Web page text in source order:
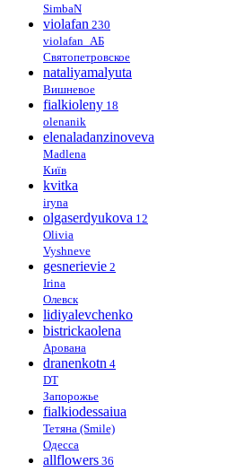
SimbaN
violafan 230
violafan_АБ
Святопетровское
nataliyamalyuta
Вишневое
fialkioleny 18
olenanik
elenaladanzinoveva
Madlena
Київ
kvitka
iryna
olgaserdyukova 12
Olivia
Vyshneve
gesnerievie 2
Irina
Олевск
lidiyalevchenko
bistrickaolena
Арована
dranenkotn 4
DT
Запорожье
fialkiodessaiua
Тетяна (Smile)
Одесса
allflowers 36